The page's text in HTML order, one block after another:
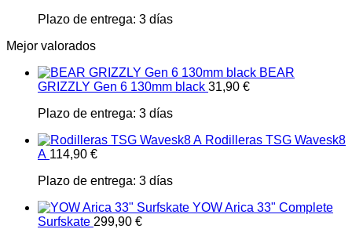
Plazo de entrega: 3 días
Mejor valorados
BEAR
GRIZZLY Gen 6 130mm black 31,90 €
Plazo de entrega: 3 días
Rodilleras TSG Wavesk8
A 114,90 €
Plazo de entrega: 3 días
YOW Arica 33" Complete
Surfskate 299,90 €